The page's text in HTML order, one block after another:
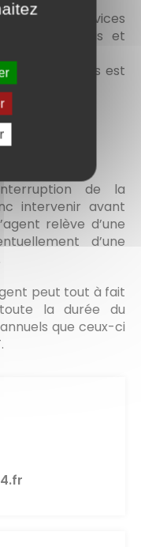
des services
à six mois et
des services est
suivant la
à l'agent
de la
intervenir avant
relève d’une
d’une
peut tout à fait
la durée du
que ceux-ci